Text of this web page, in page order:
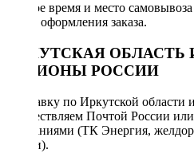
Точное время и место
после оформления заказа.
ИРКУТСКАЯ ОБЛАСТЬ
РЕГИОНЫ РОССИИ
Отправку по Иркутской области
осуществляем Почтой России
компаниями (ТК Энергия,
линии).